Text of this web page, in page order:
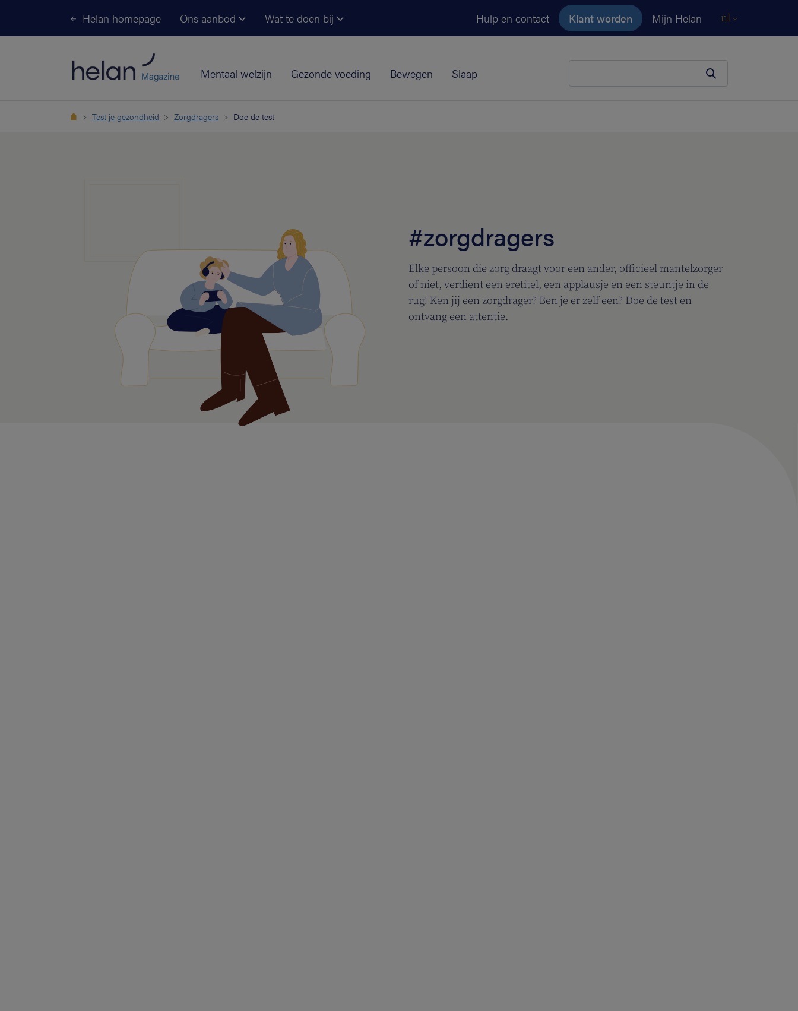
Helan homepage Ons aanbod Wat te doen bij Hulp en contact Klant worden Mijn Helan nl
Mentaal welzijn Gezonde voeding Bewegen Slaap
Test je gezondheid Zorgdragers Doe de test
#zorgdragers
Elke persoon die zorg draagt voor een ander, officieel mantelzorger
of niet, verdient een eretitel, een applausje en een steuntje in de
rug! Ken jij een zorgdrager? Ben je er zelf een? Doe de test en
ontvang een attentie.